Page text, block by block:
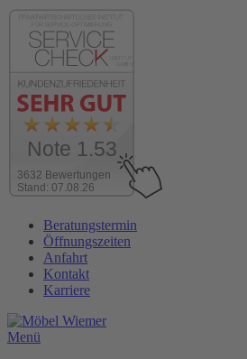
3632 Bewertungen
Stand: 07.08.26
Note 1.53
Inhalt
wechseln
Beratungstermin
Öffnungszeiten
Anfahrt
Kontakt
Karriere
Menü